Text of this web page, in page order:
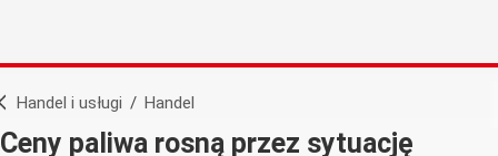
Handel i usługi / Handel
Ceny paliwa rosną przez sytuację